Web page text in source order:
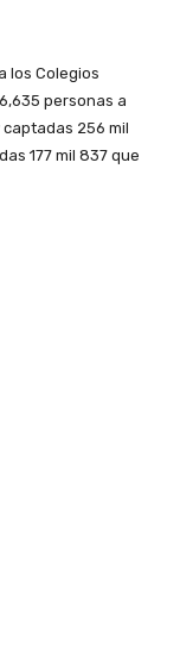
los Colegios
personas a
256 mil
177 mil 837 que